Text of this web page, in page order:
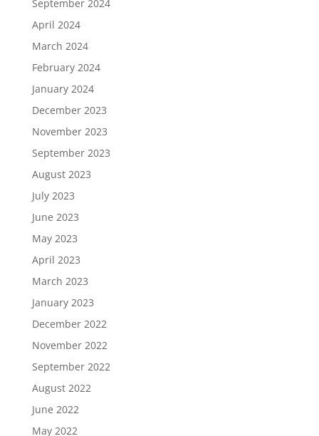
September 2024
April 2024
March 2024
February 2024
January 2024
December 2023
November 2023
September 2023
August 2023
July 2023
June 2023
May 2023
April 2023
March 2023
January 2023
December 2022
November 2022
September 2022
August 2022
June 2022
May 2022